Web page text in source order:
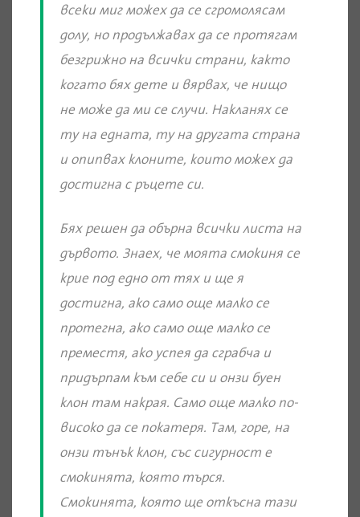
всеки миг можех да се сгромолясам
долу, но продължавах да се протягам
безгрижно на всички страни, както
когато бях дете и вярвах, че нищо
не може да ми се случи. Накланях се
ту на едната, ту на другата страна
и опипвах клоните, които можех да
достигна с ръцете си.
Бях решен да обърна всички листа на
дървото. Знаех, че моята смокиня се
крие под едно от тях и ще я
достигна, ако само още малко се
протегна, ако само още малко се
преместя, ако успея да сграбча и
придърпам към себе си и онзи буен
клон там накрая. Само още малко по-
високо да се покатеря. Там, горе, на
онзи тънък клон, със сигурност е
смокинята, която търся.
Смокинята, която ще откъсна тази